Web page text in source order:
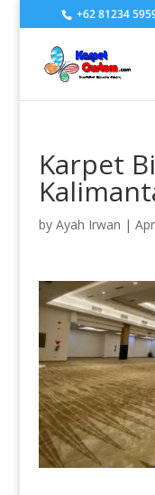
+62 81234
Karpet
by Ayah Irwan |